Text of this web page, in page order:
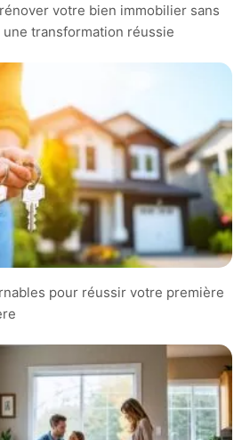
votre bien immobilier sans
transformation réussie
pour réussir votre première